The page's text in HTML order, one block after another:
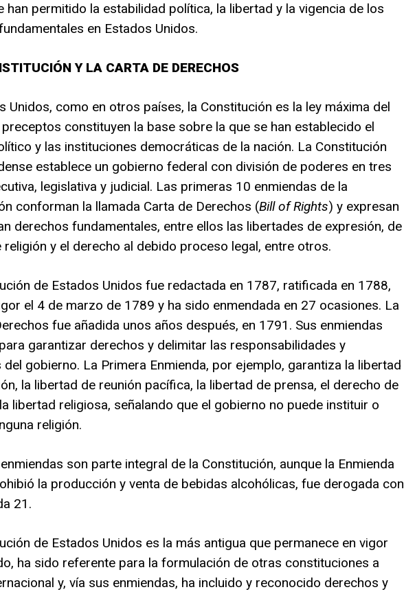
han permitido la estabilidad política, la libertad y la vigencia de los
en Estados Unidos.
Y LA CARTA DE DERECHOS
Unidos, como en otros países, la Constitución es la ley máxima del
constituyen la base sobre la que se han establecido el
y las instituciones democráticas de la nación. La Constitución
establece un gobierno federal con división de poderes en tres
legislativa y judicial. Las primeras 10 enmiendas de la
conforman la llamada Carta de Derechos (Bill of Rights) y expresan
derechos fundamentales, entre ellos las libertades de expresión, de
religión y el derecho al debido proceso legal, entre otros.
de Estados Unidos fue redactada en 1787, ratificada en 1788,
el 4 de marzo de 1789 y ha sido enmendada en 27 ocasiones. La
fue añadida unos años después, en 1791. Sus enmiendas
garantizar derechos y delimitar las responsabilidades y
gobierno. La Primera Enmienda, por ejemplo, garantiza la libertad
la libertad de reunión pacífica, la libertad de prensa, el derecho de
libertad religiosa, señalando que el gobierno no puede instituir o
religión.
son parte integral de la Constitución, aunque la Enmienda
la producción y venta de bebidas alcohólicas, fue derogada con
21.
de Estados Unidos es la más antigua que permanece en vigor
ha sido referente para la formulación de otras constituciones a
y, vía sus enmiendas, ha incluido y reconocido derechos y